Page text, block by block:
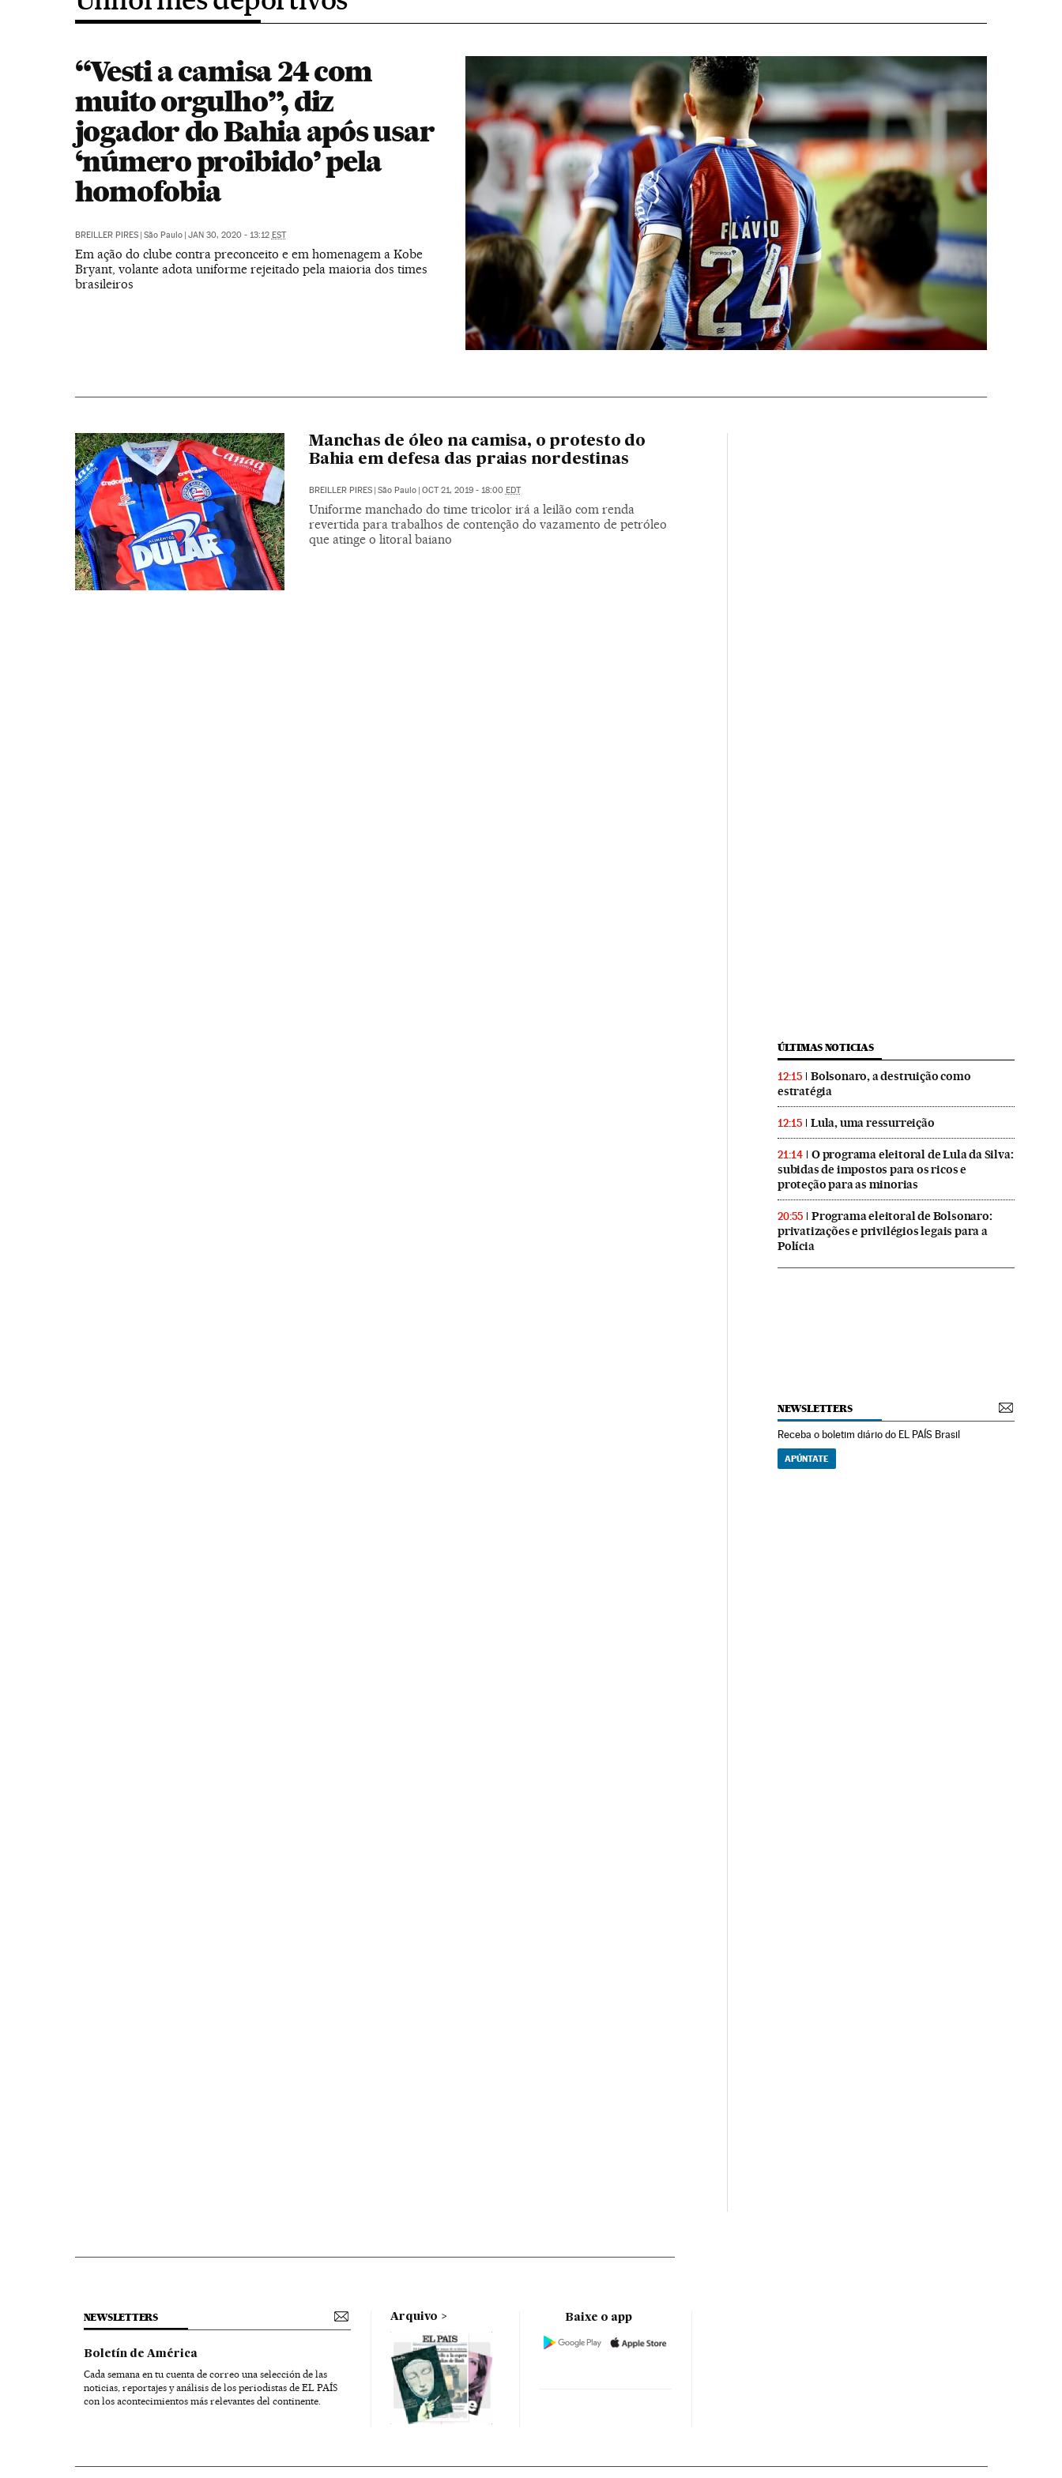
“Vesti a camisa 24 com
muito orgulho”, diz
jogador do Bahia após usar
‘número proibido’ pela
homofobia
BREILLER PIRES | São Paulo | JAN 30, 2020 - 13:12 EST
Em ação do clube contra preconceito e em homenagem a Kobe
Bryant, volante adota uniforme rejeitado pela maioria dos times
brasileiros
Manchas de óleo na camisa, o protesto do
Bahia em defesa das praias nordestinas
BREILLER PIRES | São Paulo | OCT 21, 2019 - 18:00 EDT
Uniforme manchado do time tricolor irá a leilão com renda
revertida para trabalhos de contenção do vazamento de petróleo
que atinge o litoral baiano
ÚLTIMAS NOTICIAS
12:15
Bolsonaro, a destruição como
estratégia
12:15 Lula, uma ressurreição
21:14
O programa eleitoral de Lula da Silva:
subidas de impostos para os ricos e
proteção para as minorias
20:55
Programa eleitoral de Bolsonaro:
privatizações e privilégios legais para a
Polícia
NEWSLETTERS
Receba o boletim diário do EL PAÍS Brasil
APÚNTATE
NEWSLETTERS
Boletín de América
Cada semana en tu cuenta de correo una selección de las
noticias, reportajes y análisis de los periodistas de EL PAÍS
con los acontecimientos más relevantes del continente.
Arquivo Baixe o app